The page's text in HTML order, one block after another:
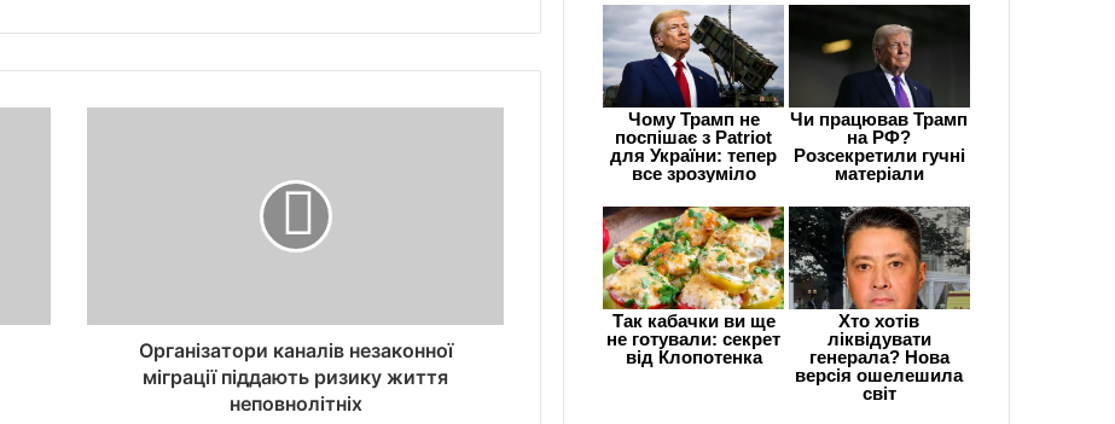
Організатори каналів незаконної
міграції піддають ризику життя
неповнолітніх